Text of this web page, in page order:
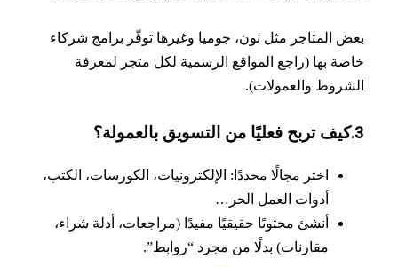
المتاجر مثل نون، جوميا وغيرها توفّر برامج شركاء
بها (راجع المواقع الرسمية لكل متجر لمعرفة
والعمولات).
اختر مجالًا محددًا: الإلكترونيات، الكورسات، الكتب،
أدوات العمل الحر…
أنشئ محتوىًا حقيقيًا مفيدًا (مراجعات، أدلة شراء،
مقارنات) بدلًا من مجرد “روابط”.